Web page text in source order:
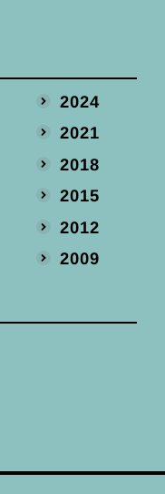
2024
2021
2018
2015
2012
2009